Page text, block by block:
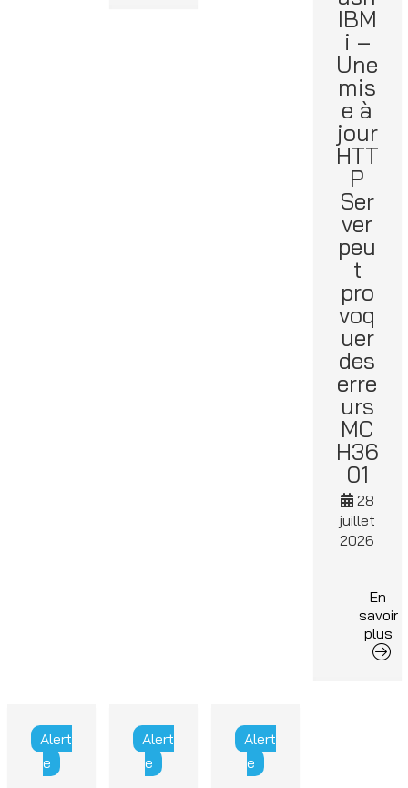
IBM
i –
Une
mis
e à
jour
HTT
P
Ser
ver
peu
t
pro
voq
uer
des
erre
urs
MC
H36
01
28
juillet
2026
En
savoir
plus
Alert
e
Alert
e
Alert
e